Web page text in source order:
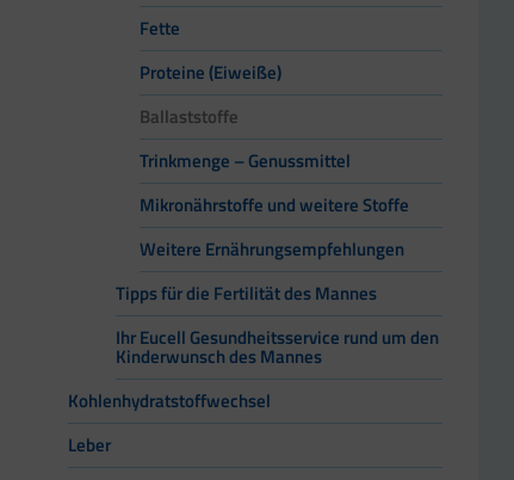
Fette
Proteine (Eiweiße)
Ballaststoffe
Trinkmenge – Genussmittel
Mikronährstoffe und weitere Stoffe
Weitere Ernährungsempfehlungen
Tipps für die Fertilität des Mannes
Ihr Eucell Gesundheitsservice rund um den
Kinderwunsch des Mannes
Kohlenhydratstoffwechsel
Leber